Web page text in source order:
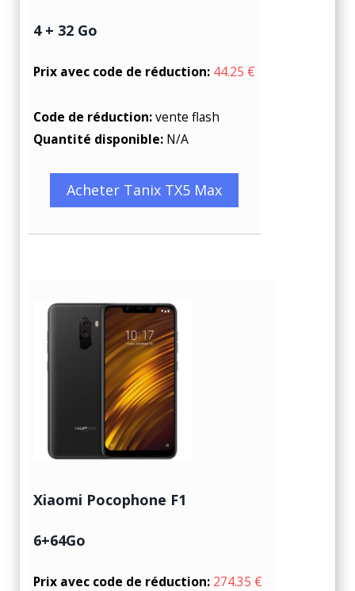
4 + 32 Go
Prix avec code de réduction: 44.25 €
Code de réduction:vente flash
Quantité disponible: N/A
Acheter Tanix TX5 Max
Xiaomi Pocophone F1
6+64Go
Prix avec code de réduction: 274.35 €